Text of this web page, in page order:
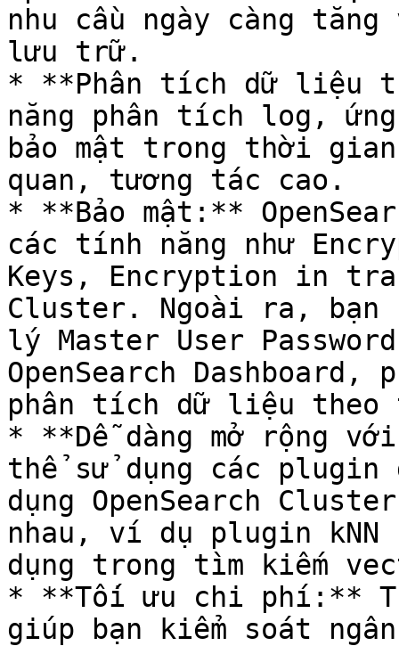
nhu cầu ngày càng
lưu trữ.
* **Phân tích dữ liệu
năng phân tích log,
bảo mật trong thời
quan, tương tác cao.
* **Bảo mật:**
các tính năng như
Keys, Encryption in
Cluster. Ngoài ra, bạn
lý Master User
OpenSearch
phân tích dữ liệu
* **Dễ dàng mở rộng
thể sử dụng các plugin
dụng OpenSearch
nhau, ví dụ plugin kNN
dụng trong tìm kiếm
* **Tối ưu chi phí:**
giúp bạn kiểm soát